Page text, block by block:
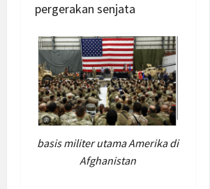
pergerakan senjata
basis militer utama Amerika di
Afghanistan